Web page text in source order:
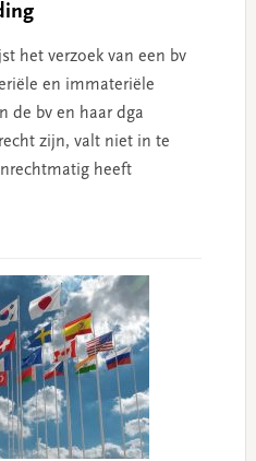
het verzoek van een bv
en immateriële
de bv en haar dga
zijn, valt niet in te
heeft